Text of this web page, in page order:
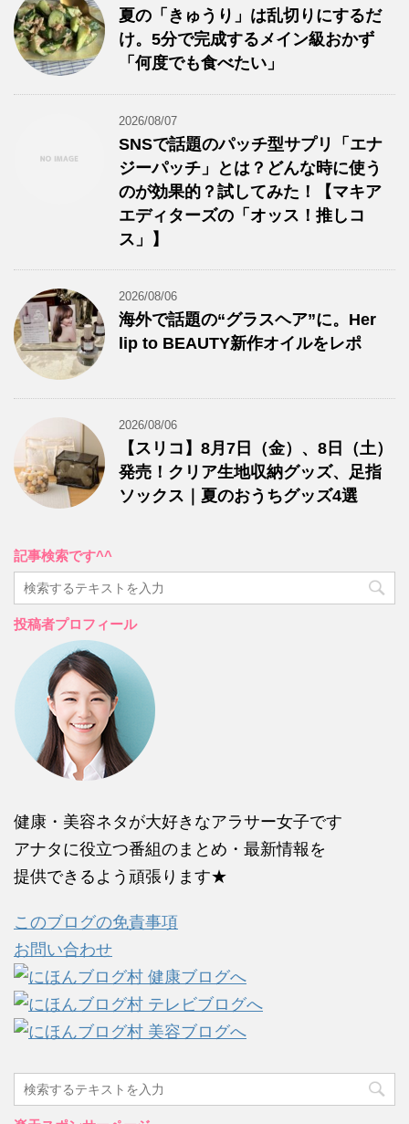
夏の「きゅうり」は乱切りにするだ
け。5分で完成するメイン級おかず
「何度でも食べたい」
2026/08/07
SNSで話題のパッチ型サプリ「エナ
ジーパッチ」とは？どんな時に使う
のが効果的？試してみた！【マキア
エディターズの「オッス！推しコ
ス」】
2026/08/06
海外で話題の“グラスヘア”に。Her
lip to BEAUTY新作オイルをレポ
2026/08/06
【スリコ】8月7日（金）、8日（土）
発売！クリア生地収納グッズ、足指
ソックス｜夏のおうちグッズ4選
記事検索です^^
投稿者プロフィール
健康・美容ネタが大好きなアラサー女子です
アナタに役立つ番組のまとめ・最新情報を
提供できるよう頑張ります★
このブログの免責事項
お問い合わせ